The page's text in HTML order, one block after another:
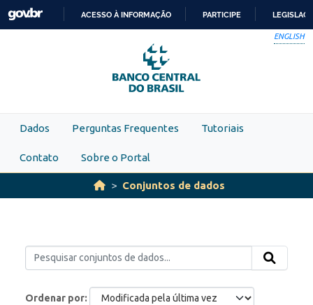
Skip to main content
PARA
O
CONTEÚDO
ACESSO À INFORMAÇÃO PARTICIPE
ENGLISH
Dados Perguntas Frequentes Tutoriais
Contato Sobre o Portal
Conjuntos de dados
Ordenar por